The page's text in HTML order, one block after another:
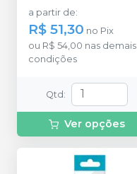
a partir de:
R$ 51,30 no Pix
ou R$ 54,00 nas demais
condições
Qtd :
Ver opções